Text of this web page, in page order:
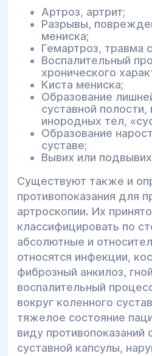
Артроз, артрит;
Разрывы,
мениска;
Гемартроз, травма
Воспалительный
хронического
Киста мениска;
Образование
суставной полости,
инородных тел,
Образование
суставе;
Вывих или
Существуют также и
противопоказания для
артроскопии. Их принято
классифицировать по
абсолютные и
относятся инфекции,
фиброзный анкилоз,
воспалительный
вокруг коленного
тяжелое состояние
виду противопоказаний
суставной капсулы,